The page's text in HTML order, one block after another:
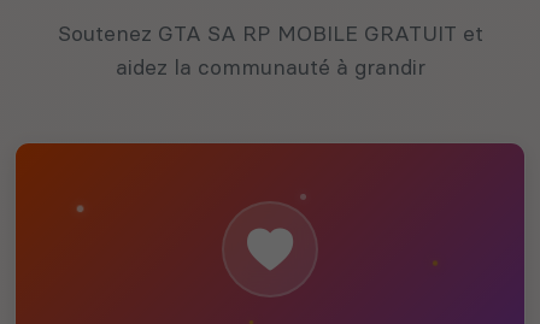
Soutenez GTA SA RP MOBILE GRATUIT et
aidez la communauté à grandir